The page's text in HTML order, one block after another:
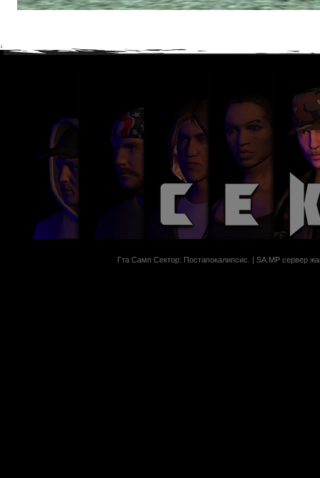
Гта Самп Сектор: Постапокалипсиc. | SA:MP сервер